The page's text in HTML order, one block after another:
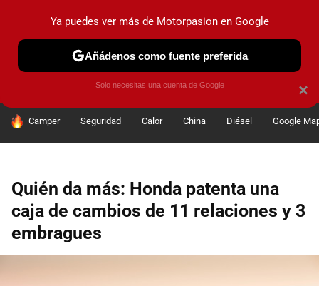
PRUEBAS COCHES ELÉCTRICOS OBSERVATORIO
HOY SE HABLA DE
Camper Seguridad Calor China Diésel Google
Quién da más: Honda patenta una
caja de cambios de 11 relaciones y 3
embragues
×
Ya puedes ver más de Motorpasion en Google
Añádenos como fuente preferida
Solo necesitas una cuenta de Google